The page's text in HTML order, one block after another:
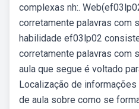
complexas nh:.
corretamente palavras com
habilidade ef03lp02
corretamente palavras com
aula que segue é voltado
Localização de
de aula sobre como se